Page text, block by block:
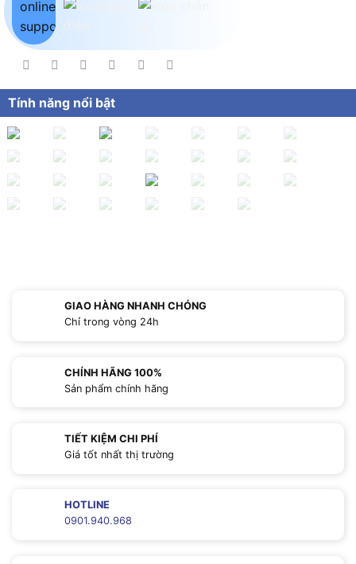
Tính năng nổi bật
GIAO HÀNG NHANH CHÓNG
Chỉ trong vòng 24h
CHÍNH HÃNG 100%
Sản phẩm chính hãng
TIẾT KIỆM CHI PHÍ
Giá tốt nhất thị trường
HOTLINE
0901.940.968